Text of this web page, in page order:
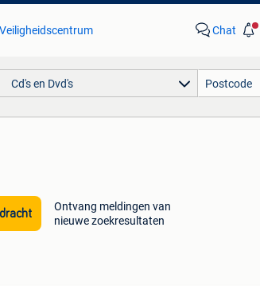
Veiligheidscentrum Chat
Cd's en Dvd's
Ontvang meldingen van
nieuwe zoekresultaten